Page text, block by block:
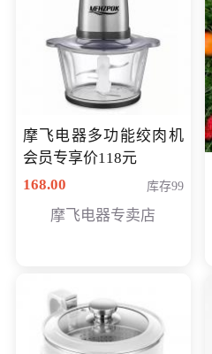
摩飞电器多功能绞肉机
会员专享价118元
168.00
库存99
摩飞电器专卖店